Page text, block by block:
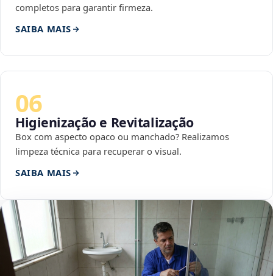
completos para garantir firmeza.
SAIBA MAIS
06
Higienização e Revitalização
Box com aspecto opaco ou manchado? Realizamos
limpeza técnica para recuperar o visual.
SAIBA MAIS